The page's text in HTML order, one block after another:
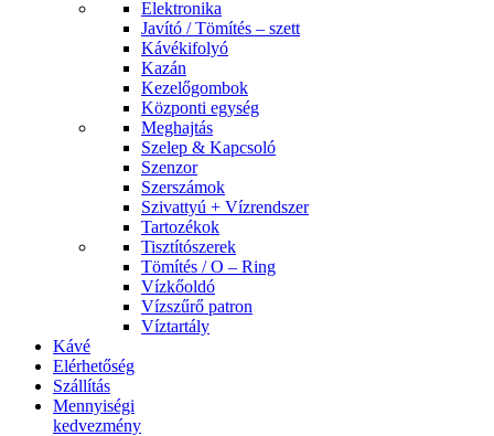
Elektronika
Javító / Tömítés – szett
Kávékifolyó
Kazán
Kezelőgombok
Központi egység
Meghajtás
Szelep & Kapcsoló
Szenzor
Szerszámok
Szivattyú + Vízrendszer
Tartozékok
Tisztítószerek
Tömítés / O – Ring
Vízkőoldó
Vízszűrő patron
Víztartály
Kávé
Elérhetőség
Szállítás
Mennyiségi
kedvezmény